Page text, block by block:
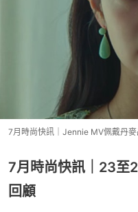
7月時尚快訊｜Jennie MV佩戴丹
7月時尚快訊｜23至
回顧